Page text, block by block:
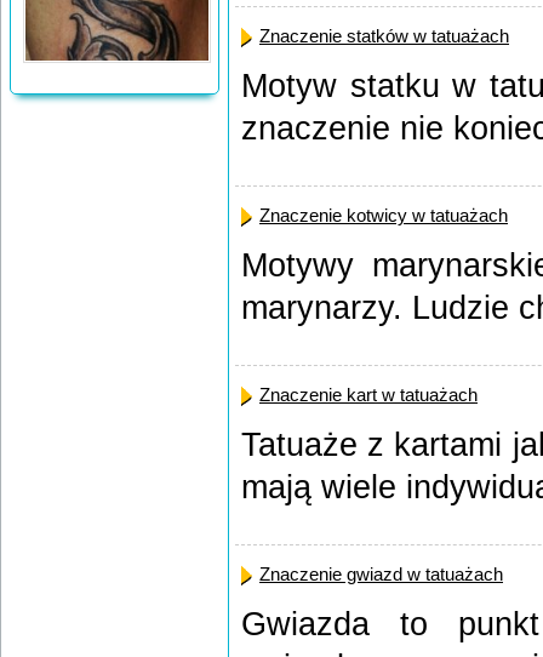
Znaczenie statków w tatuażach
Motyw statku w
znaczenie nie
Znaczenie kotwicy w tatuażach
Motywy
marynarzy. Ludzie
Znaczenie kart w tatuażach
Tatuaże z kartami
mają wiele
Znaczenie gwiazd w tatuażach
Gwiazda to